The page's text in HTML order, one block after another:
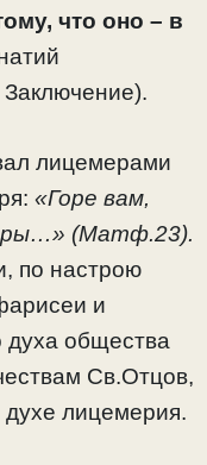
что оно – в
лицемерами
«Горе вам,
(Матф.23).
по настрою
и
духа общества
Св.Отцов,
духе лицемерия.